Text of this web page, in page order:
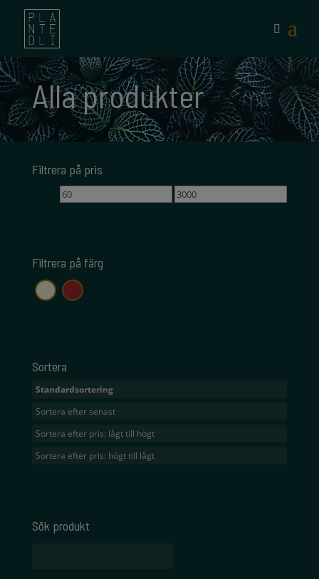
Alla produkter
Filtrera på pris
Min
Max
Filtrera på färg
beigebrun
Sortera
Standardsortering
Sortera efter senast
Sortera efter pris: lågt till högt
Sortera efter pris: högt till lågt
Sök produkt